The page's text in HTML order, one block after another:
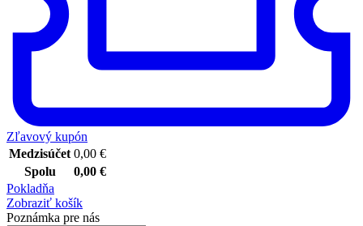
Zľavový kupón
Medzisúčet 0,00 €
Spolu
0,00 €
Pokladňa
Zobraziť košík
Poznámka pre nás